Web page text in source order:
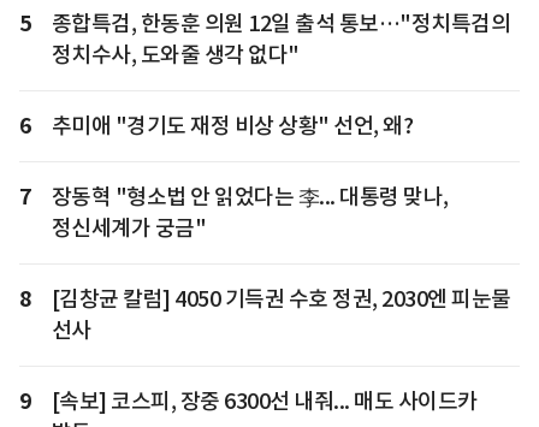
5
종합특검, 한동훈 의원 12일 출석 통보…"정치특검의
정치수사, 도와줄 생각 없다"
6 추미애 "경기도 재정 비상 상황" 선언, 왜?
7
장동혁 "형소법 안 읽었다는 李... 대통령 맞나,
정신세계가 궁금"
8
[김창균 칼럼] 4050 기득권 수호 정권, 2030엔 피눈물
선사
9
[속보] 코스피, 장중 6300선 내줘... 매도 사이드카